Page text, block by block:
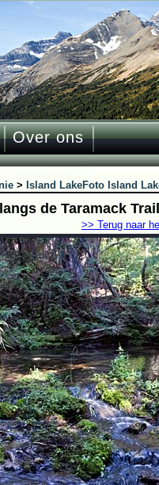
Over ons
> Island LakeFoto Island
de Taramack
>> Terug naar